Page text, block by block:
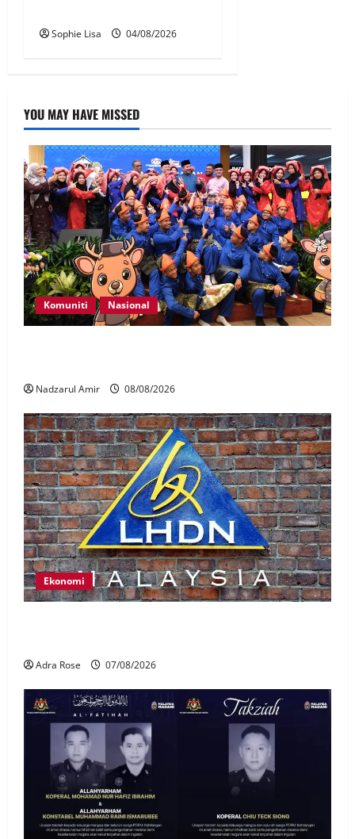
Sophie Lisa 04/08/2026
YOU MAY HAVE MISSED
Komuniti Nasional
Nadzarul Amir 08/08/2026
Ekonomi
Adra Rose 07/08/2026